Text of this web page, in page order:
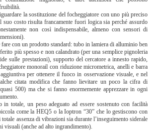
la sostituzione del focheggiatore con uno più preciso
suo costo risulta francamente fuori logica sia perché assurdo
non così indispensabile, almeno con sensori di
fare con un prodotto standard: tubo in lamiera di alluminio ben
più spesso e non calandrato (per una semplice pignoleria
sulle prestazioni), supporto del cercatore a innesto rapido,
monorail con riduzione micrometrica, anelli e barra
per ottenere il fuoco in osservazione visuale, e nel
citata modifica che fanno lievitare un poco la cifra di
500) ma che si fanno enormemente apprezzare in ogni
totale, un peso adeguato ad essere sostenuto con facilità
come la HEQ5 o la Ioptron “30” che lo gestiscono con
assenza di vibrazioni sia durante l’inseguimento siderale
visuali (anche ad alto ingrandimento).